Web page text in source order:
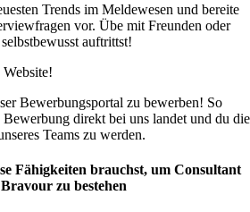
Trends im Meldewesen und bereite
vor. Übe mit Freunden oder
auftrittst!
Bewerbungsportal zu bewerben! So
Bewerbung direkt bei uns landet und du die
Teams zu werden.
Fähigkeiten brauchst, um Consultant
zu bestehen